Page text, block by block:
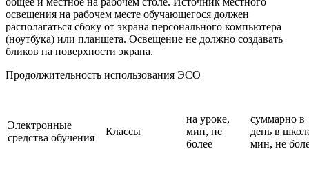
освещения на рабочем месте обучающегося должен
располагаться сбоку от экрана персонального компьютера
(ноутбука) или планшета. Освещение не должно создавать
бликов на поверхности экрана.
Продолжительность использования ЭСО
Электронные
средства обучения
Классы
на уроке,
мин, не
более
суммарно в
день в
мин, не